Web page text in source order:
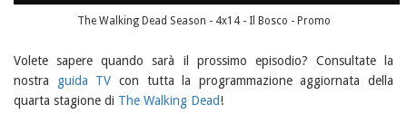
The Walking Dead Season - 4x14 - Il Bosco - Promo
Volete sapere quando sarà il prossimo episodio? Consultate la
nostra guida TV con tutta la programmazione aggiornata della
quarta stagione di The Walking Dead!